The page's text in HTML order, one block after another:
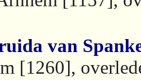
van
[1260],